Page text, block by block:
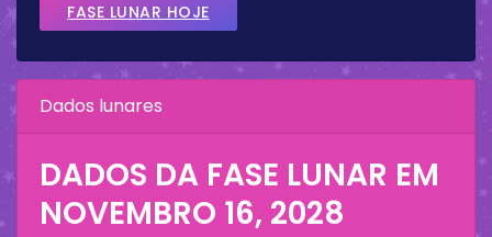
FASE LUNAR HOJE
Dados lunares
DADOS DA FASE LUNAR EM
NOVEMBRO 16, 2028